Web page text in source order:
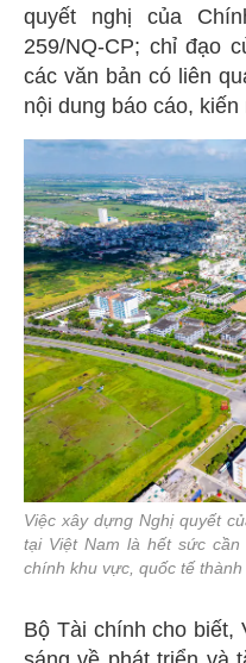
quyết nghị của
259/NQ-CP; chỉ đạo
các văn bản có liên
nội dung báo cáo, kiến
Việc xây dựng Nghị quyết
tại Việt Nam là hết sức
chính khu vực, quốc tế
Bộ Tài chính cho biết,